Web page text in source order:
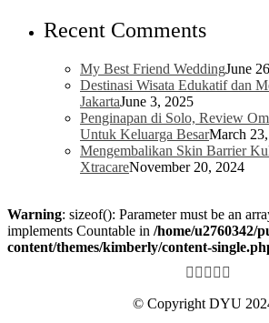
Recent Comments
My Best Friend WeddingJune
Destinasi Wisata Edukatif dan
JakartaJune 3, 2025
Penginapan di Solo, Review
Untuk Keluarga BesarMarch
Mengembalikan Skin Barrier
XtracareNovember 20, 2024
Warning: sizeof(): Parameter must be an
implements Countable in /home/u2760342/
content/themes/kimberly/content-
© Copyright DYU